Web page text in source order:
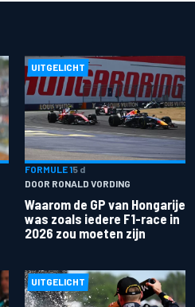
UITGELICHT
FORMULE 15 d
DOOR RONALD VORDING
Waarom de GP van Hongarije
was zoals iedere F1-race in
2026 zou moeten zijn
UITGELICHT